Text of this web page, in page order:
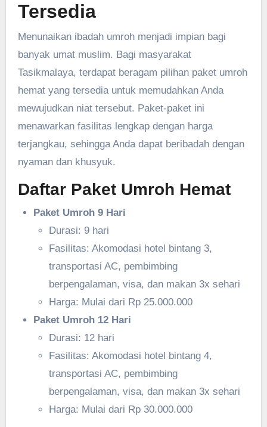
Tersedia
Menunaikan ibadah umroh menjadi impian bagi
banyak umat muslim. Bagi masyarakat
Tasikmalaya, terdapat beragam pilihan paket umroh
hemat yang tersedia untuk memudahkan Anda
mewujudkan niat tersebut. Paket-paket ini
menawarkan fasilitas lengkap dengan harga
terjangkau, sehingga Anda dapat beribadah dengan
nyaman dan khusyuk.
Daftar Paket Umroh Hemat
Paket Umroh 9 Hari
Durasi: 9 hari
Fasilitas: Akomodasi hotel bintang 3,
transportasi AC, pembimbing
berpengalaman, visa, dan makan 3x sehari
Harga: Mulai dari Rp 25.000.000
Paket Umroh 12 Hari
Durasi: 12 hari
Fasilitas: Akomodasi hotel bintang 4,
transportasi AC, pembimbing
berpengalaman, visa, dan makan 3x sehari
Harga: Mulai dari Rp 30.000.000